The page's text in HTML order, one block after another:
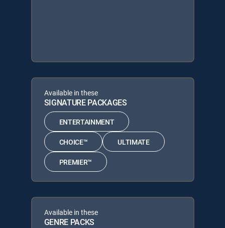
Available in these
SIGNATURE PACKAGES
ENTERTAINMENT
CHOICE™ ULTIMATE
PREMIER™
Available in these
GENRE PACKS